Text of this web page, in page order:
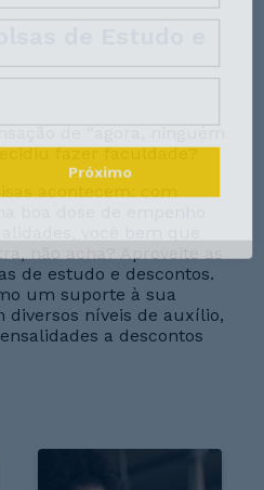
fazer faculdade?
acontecem: com
não acha? Aproveite as
de estudo e descontos.
um suporte à sua
diversos níveis de auxílio,
a descontos
Próximo